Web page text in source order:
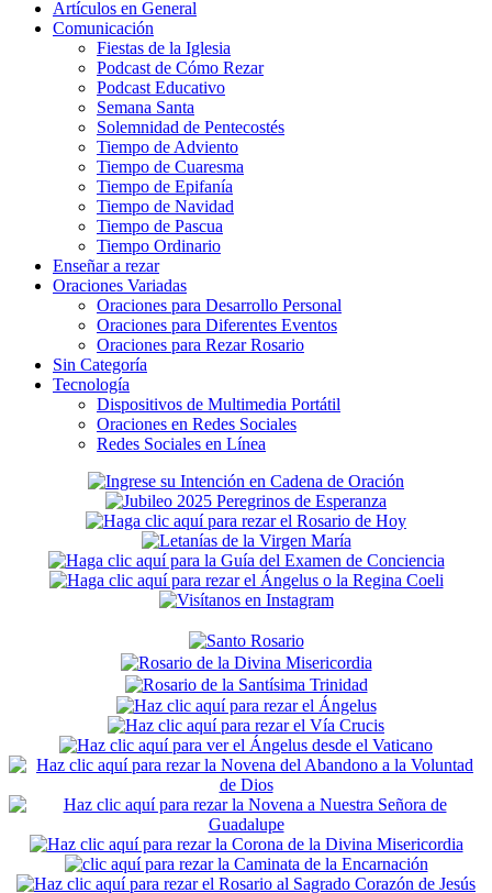
Artículos en General
Comunicación
Fiestas de la Iglesia
Podcast de Cómo Rezar
Podcast Educativo
Semana Santa
Solemnidad de Pentecostés
Tiempo de Adviento
Tiempo de Cuaresma
Tiempo de Epifanía
Tiempo de Navidad
Tiempo de Pascua
Tiempo Ordinario
Enseñar a rezar
Oraciones Variadas
Oraciones para Desarrollo Personal
Oraciones para Diferentes Eventos
Oraciones para Rezar Rosario
Sin Categoría
Tecnología
Dispositivos de Multimedia Portátil
Oraciones en Redes Sociales
Redes Sociales en Línea
Secondary
Sidebar